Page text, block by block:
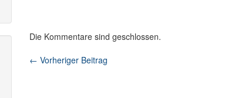
Die Kommentare sind geschlossen.
Beitragsnavigation
← Vorheriger Beitrag